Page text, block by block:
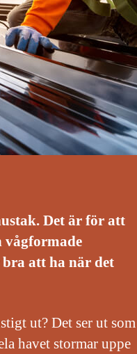
Det är för att
vågformade
att ha när det
ut? Det ser ut som
havet stormar uppe